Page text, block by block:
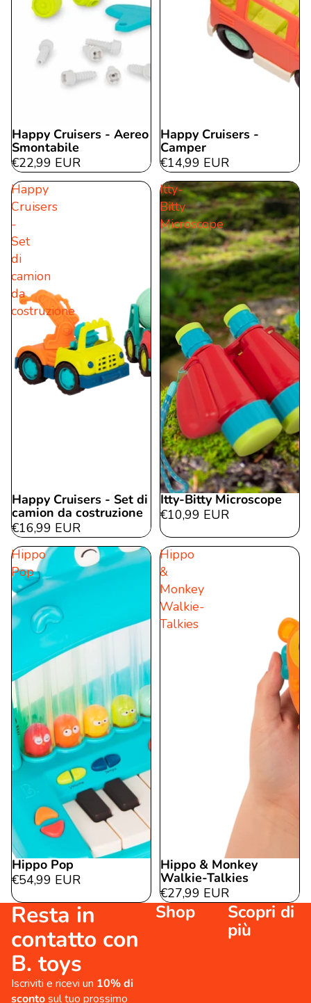
Happy Cruisers - Aereo
Smontabile
€22,99 EUR
Happy Cruisers -
Camper
€14,99 EUR
Happy
Cruisers
-
Set
di
camion
da
costruzione
Happy Cruisers - Set di
camion da costruzione
€16,99 EUR
Itty-
Bitty
Microscope
Itty-Bitty Microscope
€10,99 EUR
Hippo
Pop
Hippo Pop
€54,99 EUR
Hippo
&
Monkey
Walkie-
Talkies
Hippo & Monkey
Walkie-Talkies
€27,99 EUR
Resta in
contatto con
B. toys
Iscriviti e ricevi un 10% di
scontosul tuo prossimo
Shop
Scopri di
più